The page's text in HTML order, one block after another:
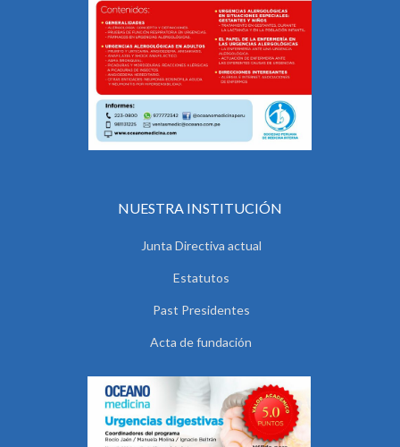
NUESTRA INSTITUCIÓN
Junta Directiva actual
Estatutos
Past Presidentes
Acta de fundación